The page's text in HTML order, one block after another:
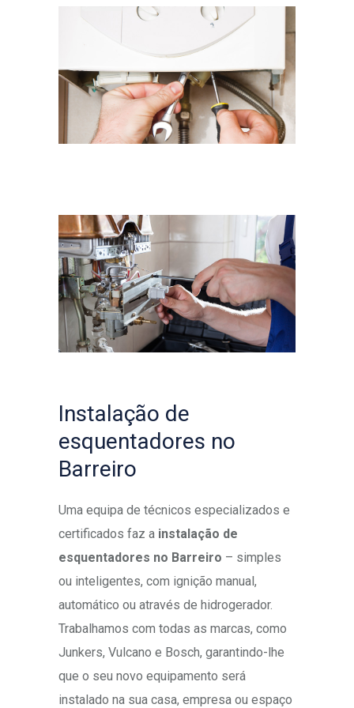
Instalação de
esquentadores no
Barreiro
Uma equipa de técnicos especializados e
certificados faz a instalação de
esquentadores no Barreiro – simples
ou inteligentes, com ignição manual,
automático ou através de hidrogerador.
Trabalhamos com todas as marcas, como
Junkers, Vulcano e Bosch, garantindo-lhe
que o seu novo equipamento será
instalado na sua casa, empresa ou espaço